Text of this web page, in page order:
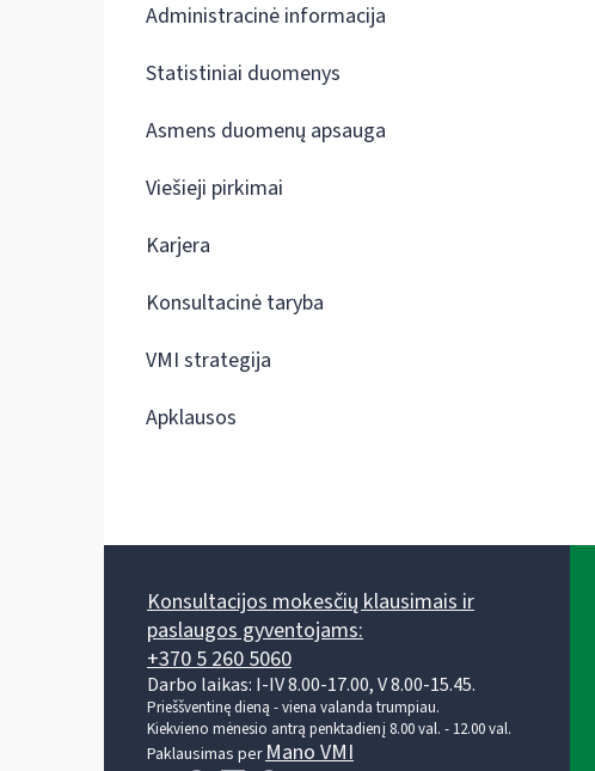
Administracinė informacija
Statistiniai duomenys
Asmens duomenų apsauga
Viešieji pirkimai
Karjera
Konsultacinė taryba
VMI strategija
Apklausos
Konsultacijos mokesčių klausimais ir
paslaugos gyventojams:
+370 5 260 5060
Darbo laikas: I-IV 8.00-17.00, V 8.00-15.45.
Prieššventinę dieną - viena valanda trumpiau.
Kiekvieno mėnesio antrą penktadienį 8.00 val. - 12.00 val.
Paklausimas perMano VMI